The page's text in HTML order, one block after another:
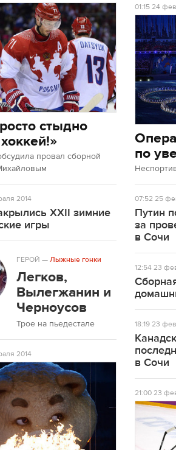
стыдно
провал сборной
2014
XXII зимние
игры
ГЕРОЙ —Лыжные гонки
Легков,
Вылегжанин и
Черноусов
Трое на пьедестале
2014
01:1524
по
07:52 25
Путин
за
в Сочи
12:5423
18:1923
в Сочи
21:0023